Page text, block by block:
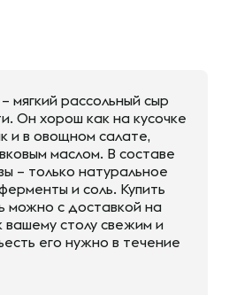
мягкий рассольный сыр
Он хорош как на кусочке
и в овощном салате,
маслом. В составе
– только натуральное
и соль. Купить
можно с доставкой на
столу свежим и
его нужно в течение